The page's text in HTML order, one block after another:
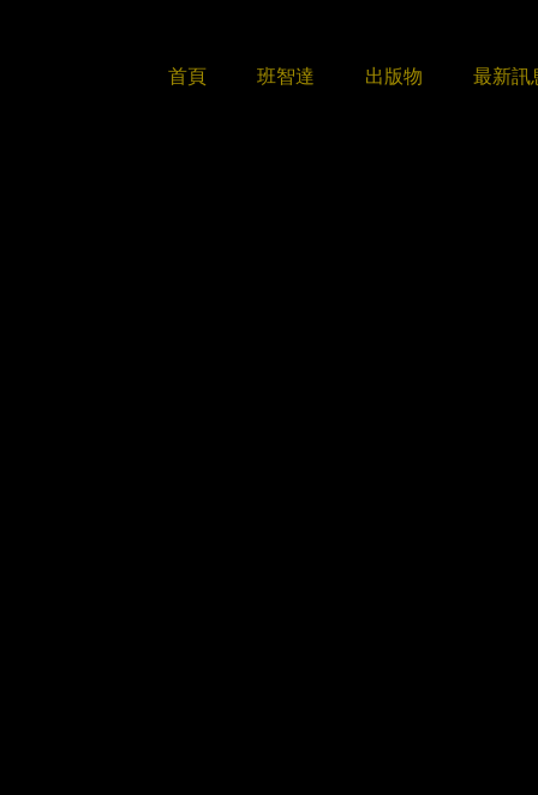
首頁 班智達 出版物 最新訊